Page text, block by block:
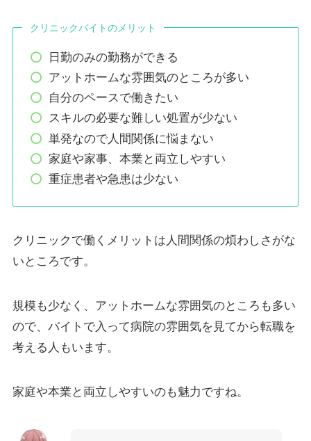
クリニックバイトのメリット
日勤のみの勤務ができる
アットホームな雰囲気のところが多い
自分のペースで働きたい
スキルの必要な難しい処置が少ない
単発なので人間関係に悩まない
家庭や家事、本業と両立しやすい
重症患者や急患は少ない
クリニックで働くメリットは人間関係の煩わしさがな
いところです。
規模も少なく、アットホームな雰囲気のところも多い
ので、バイトで入って病院の雰囲気を見てから転職を
考える人もいます。
家庭や本業と両立しやすいのも魅力ですね。